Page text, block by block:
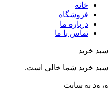
خانه
فروشگاه
درباره ما
تماس با ما
سبد خرید
سبد خرید شما خالی است.
ورود به سایت